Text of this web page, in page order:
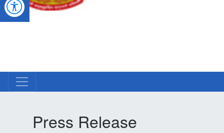
Press Release